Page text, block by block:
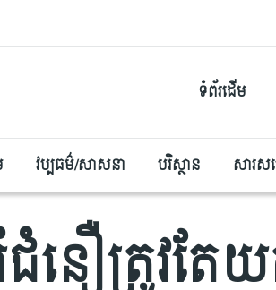
ទំព័រដើម
វប្បធម៌/សាសនា បរិស្ថាន សារស
ជំនឿត្រូវតែ